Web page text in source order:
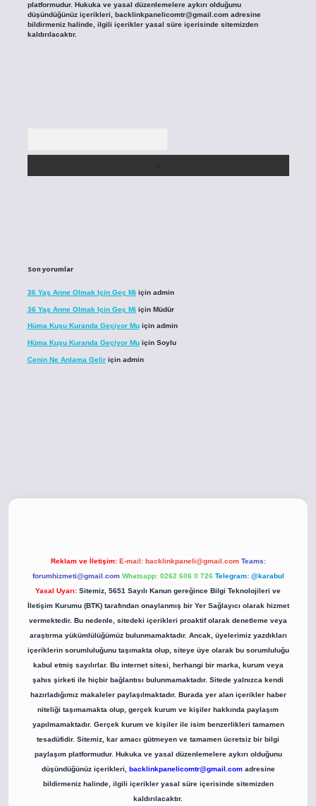
platformudur. Hukuka ve yasal düzenlemelere aykırı olduğunu
düşündüğünüz içerikleri, backlinkpanelicomtr@gmail.comadresine
bildirmeniz halinde, ilgili içerikler yasal süre içerisinde sitemizden
kaldırılacaktır.
Son yorumlar
36 Yaş Anne Olmak Için Geç Mi için admin
36 Yaş Anne Olmak Için Geç Mi için Müdür
Hüma Kuşu Kuranda Geçiyor Muiçin admin
Hüma Kuşu Kuranda Geçiyor Muiçin Soylu
Cenin Ne Anlama Geliriçin admin
Reklam ve İletişim: E-mail: backlinkpaneli@gmail.com Teams:
forumhizmeti@gmail.com Whatsapp: 0262 606 0 726 Telegram: @karabul
Yasal Uyarı: Sitemiz, 5651 Sayılı Kanun gereğince Bilgi Teknolojileri ve
İletişim Kurumu (BTK) tarafından onaylanmış bir Yer Sağlayıcı olarak hizmet
vermektedir. Bu nedenle, sitedeki içerikleri proaktif olarak denetleme veya
araştırma yükümlülüğümüz bulunmamaktadır. Ancak, üyelerimiz yazdıkları
içeriklerin sorumluluğunu taşımakta olup, siteye üye olarak bu sorumluluğu
kabul etmiş sayılırlar. Bu internet sitesi, herhangi bir marka, kurum veya
şahıs şirketi ile hiçbir bağlantısı bulunmamaktadır. Sitede yalnızca kendi
hazırladığımız makaleler paylaşılmaktadır. Burada yer alan içerikler haber
niteliği taşımamakta olup, gerçek kurum ve kişiler hakkında paylaşım
yapılmamaktadır. Gerçek kurum ve kişiler ile isim benzerlikleri tamamen
tesadüfidir. Sitemiz, kar amacı gütmeyen ve tamamen ücretsiz bir bilgi
paylaşım platformudur. Hukuka ve yasal düzenlemelere aykırı olduğunu
düşündüğünüz içerikleri, backlinkpanelicomtr@gmail.comadresine
bildirmeniz halinde, ilgili içerikler yasal süre içerisinde sitemizden
kaldırılacaktır.